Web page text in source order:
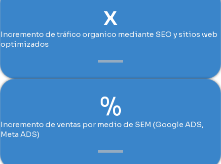
Incremento de tráfico organico mediante SEO y sitios web
optimizados
x
Incremento de ventas por medio de SEM (Google ADS,
Meta ADS)
%